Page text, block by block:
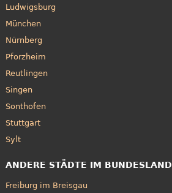
Ludwigsburg
München
Nürnberg
Pforzheim
Reutlingen
Singen
Sonthofen
Stuttgart
Sylt
ANDERE STÄDTE IM BUNDESLAND
Freiburg im Breisgau